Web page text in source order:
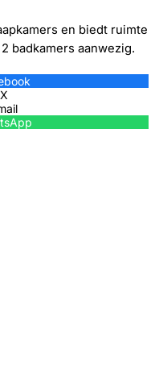
en biedt ruimte
badkamers aanwezig.